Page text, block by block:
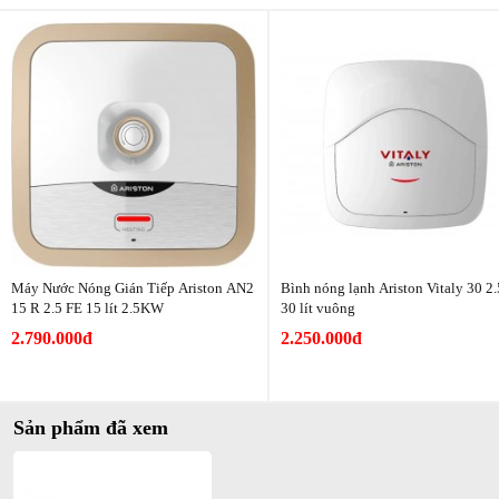
- Bộ điều chỉnh nhiệt TBST sẽ ngừng gia nhiệt khi cảm nhận được
- Van an toàn giải phóng áp suất nước trong bình khi áp suất vượt
quá mức cho phép, đảm bảo an toàn tuyệt đối.
Hãng Ariston
Máy Nước Nóng Gián Tiếp Ariston AN2
15 R 2.5 FE 15 lít 2.5KW
2.790.000đ
Bình nóng lạnh Ariston Vitaly 30
30 lít vuông
2.250.000đ
Sản phẩm đã xem